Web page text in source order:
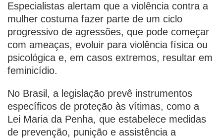
Especialistas alertam que a violência contra a
mulher costuma fazer parte de um ciclo
progressivo de agressões, que pode começar
com ameaças, evoluir para violência física ou
psicológica e, em casos extremos, resultar em
feminicídio.
No Brasil, a legislação prevê instrumentos
específicos de proteção às vítimas, como a
Lei Maria da Penha, que estabelece medidas
de prevenção, punição e assistência a